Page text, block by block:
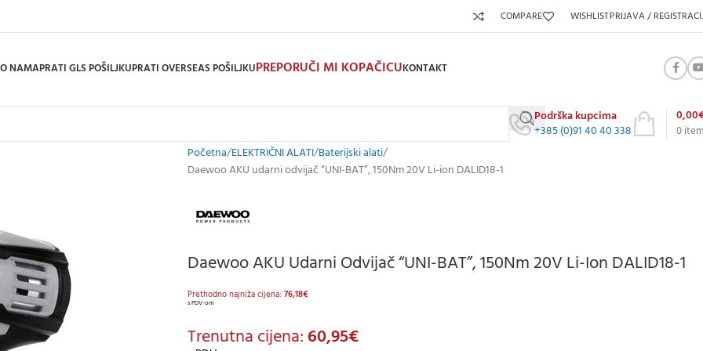
COMPARE WISHLISTPRIJAVA /
O NAMAPRATI GLS POŠILJKUPRATI OVERSEAS POŠILJKUPREPORUČI MI KOPAČICUKONTAKT
Podrška kupcima
+385 (0)91 40 40 338
0
0,00
Početna ELEKTRIČNI ALATI Baterijski alati
Daewoo AKU udarni odvijač “UNI-BAT”, 150Nm 20V Li-ion DALID18-1
Daewoo AKU Udarni Odvijač “UNI-BAT”, 150Nm 20V Li-Ion DALID18-1
Prethodno najniža cijena: 76,18€
s PDV-om
Trenutna cijena: 60,95€